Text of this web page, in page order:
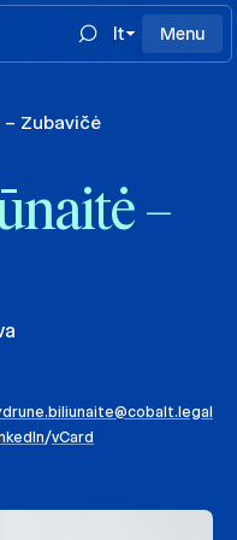
lt
Menu
Zubavičė
–
/vCard